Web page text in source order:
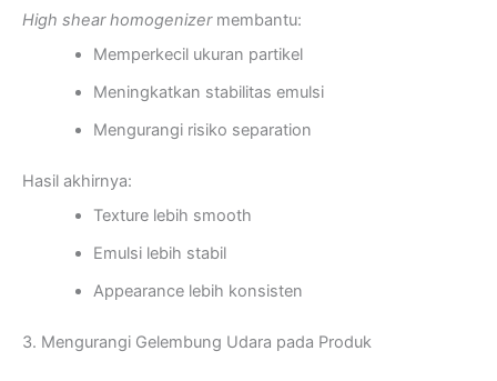
High shear homogenizermembantu:
Memperkecil ukuran partikel
Meningkatkan stabilitas emulsi
Mengurangi risiko separation
Hasil akhirnya:
Texture lebih smooth
Emulsi lebih stabil
Appearance lebih konsisten
3. Mengurangi Gelembung Udara pada Produk